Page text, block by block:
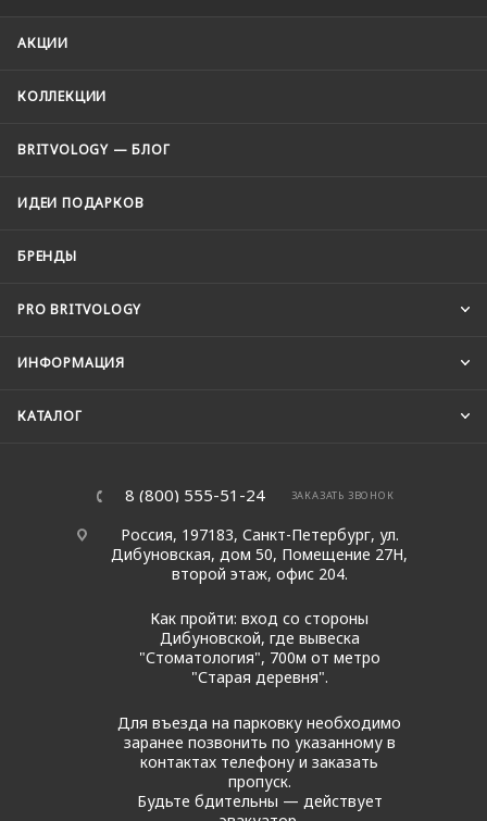
АКЦИИ
КОЛЛЕКЦИИ
BRITVOLOGY — БЛОГ
ИДЕИ ПОДАРКОВ
БРЕНДЫ
PRO BRITVOLOGY
ИНФОРМАЦИЯ
КАТАЛОГ
8 (800) 555-51-24 ЗАКАЗАТЬ ЗВОНОК
Россия, 197183, Санкт-Петербург, ул.
Дибуновская, дом 50, Помещение 27Н,
второй этаж, офис 204.
Как пройти: вход со стороны
Дибуновской, где вывеска
"Стоматология", 700м от метро
"Старая деревня".
Для въезда на парковку необходимо
заранее позвонить по указанному в
контактах телефону и заказать
пропуск.
Будьте бдительны — действует